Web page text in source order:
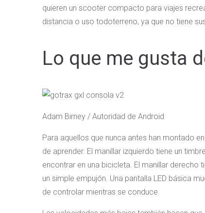
quieren un scooter compacto para viajes
distancia o uso todoterreno, ya que no tiene
Lo que me gusta
Adam Birney / Autoridad de Android
Para aquellos que nunca antes han montado
de aprender. El manillar izquierdo tiene un
encontrar en una bicicleta. El manillar derecho
un simple empujón. Una pantalla LED básica
de controlar mientras se conduce.